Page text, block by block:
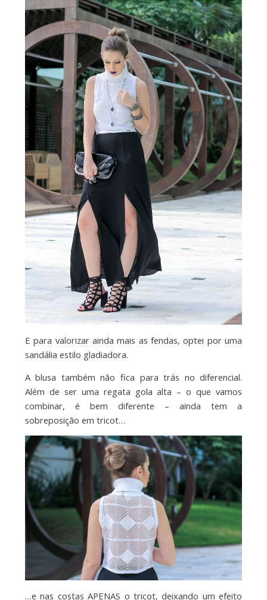
E para valorizar ainda mais as fendas, optei por uma
sandália estilo gladiadora.
A blusa também não fica para trás no diferencial.
Além de ser uma regata gola alta – o que vamos
combinar, é bem diferente – ainda tem a
sobreposição em tricot…
…e nas costas APENAS o tricot, deixando um efeito